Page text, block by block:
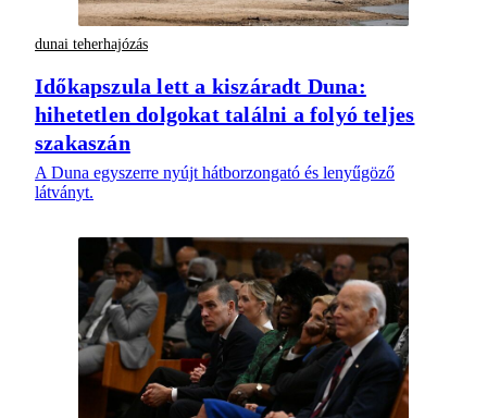
dunai teherhajózás
Időkapszula lett a kiszáradt Duna:
hihetetlen dolgokat találni a folyó teljes
szakaszán
A Duna egyszerre nyújt hátborzongató és lenyűgöző
látványt.